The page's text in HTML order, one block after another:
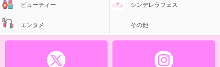
ビューティー シンデレラフェス
エンタメ その他